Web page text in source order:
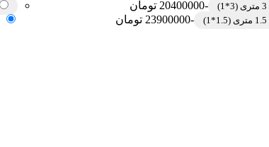
-20400000 تومان
-23900000 تومان